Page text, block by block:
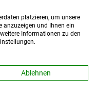
platzieren, um unsere
anzuzeigen und Ihnen ein
Informationen zu den
Ablehnen